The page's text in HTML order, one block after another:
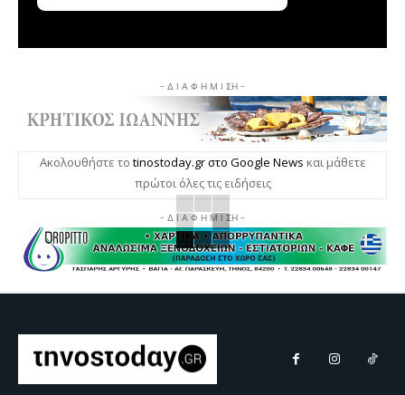
- Δ Ι Α Φ Η Μ Ι ΣΗ -
Ακολουθήστε το tinostoday.gr στο Google News και μάθετε
πρώτοι όλες τις ειδήσεις
- Δ Ι Α Φ Η Μ Ι ΣΗ -